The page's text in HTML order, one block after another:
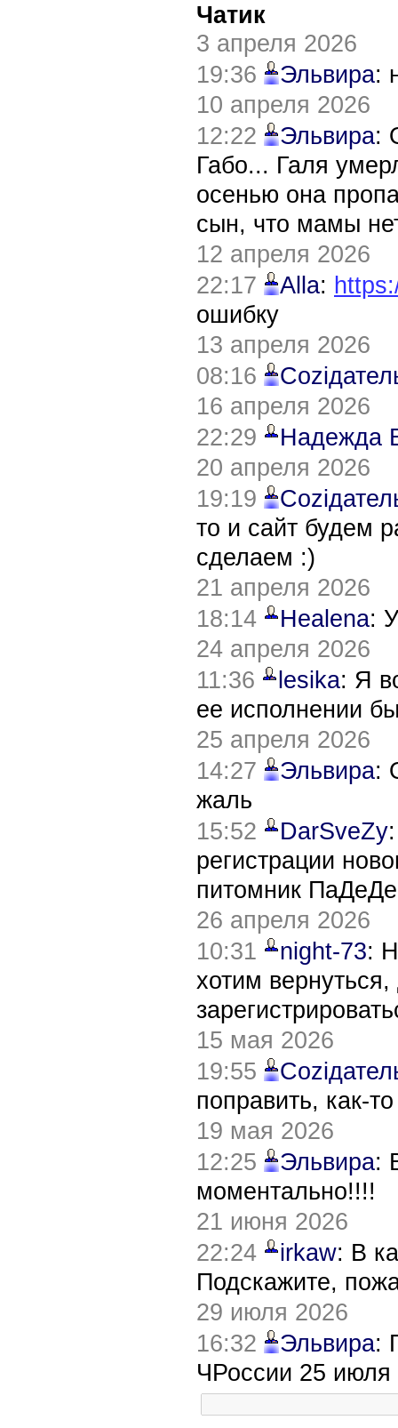
Чатик
3 апреля 2026
19:36
Эльвира:
10 апреля 2026
12:22
Эльвира:
Габо... Галя
осенью она
сын, что мамы
12 апреля 2026
22:17
Alla:
ошибку
13 апреля 2026
08:16
16 апреля 2026
22:29
Надежда
20 апреля 2026
19:19
то и сайт будем
сделаем :)
21 апреля 2026
18:14
Healena:
24 апреля 2026
11:36
lesika: Я
ее исполнении
25 апреля 2026
14:27
Эльвира:
жаль
15:52
DarSveZy
регистрации
питомник
26 апреля 2026
10:31
night-73:
хотим
15 мая 2026
19:55
поправить, как-
19 мая 2026
12:25
Эльвира:
моментально!!!!
21 июня 2026
22:24
irkaw: В
Подскажите,
29 июля 2026
16:32
Эльвира:
ЧРоссии 25 июля